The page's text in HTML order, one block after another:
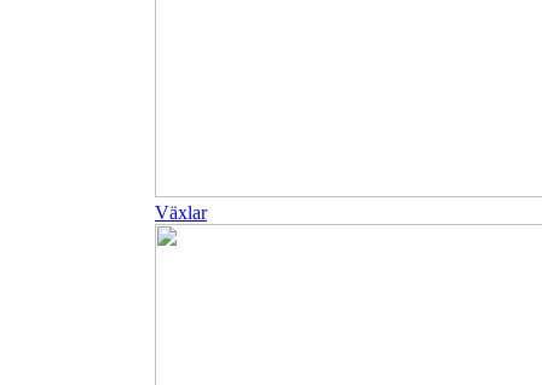
Växlar